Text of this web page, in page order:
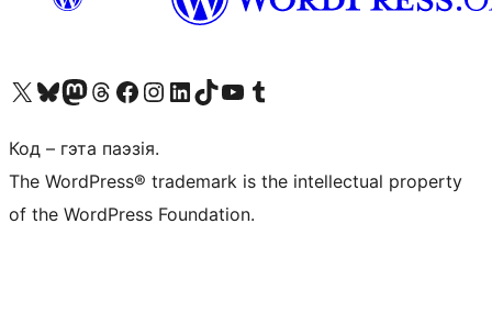
Наведайце наш акаўнт у X (былы Twitter)
Visit our Bluesky account
Visit our Mastodon account
Visit our Threads account
Наведаеце нашу старонку на Facebook
Наведайце наш Instagram
Наведайце нашу старонку ў LinkedIn
Visit our TikTok account
Наведайце наш YouTube каналVisit our Tumblr account
Код – гэта паэзія.
The WordPress® trademark is the intellectual property
of the WordPress Foundation.